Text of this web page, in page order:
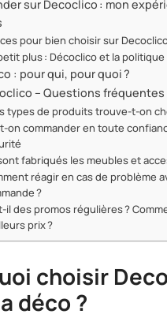
sur Decoclico : mon
pour bien choisir sur
plus : Décoclico et la
: pour qui, pour quoi ?
– Questions fréquentes
types de produits trouve-t-on
on commander en toute
fabriqués les meubles et
réagir en cas de problème
?
t-il des promos régulières ?
prix ?
choisir
déco ?